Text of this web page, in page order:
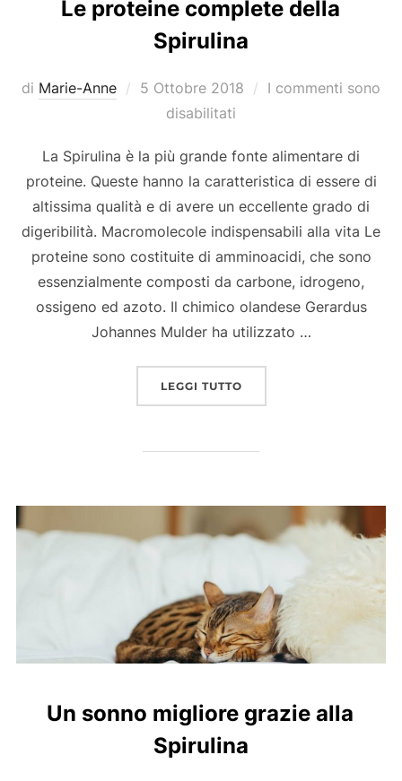
Le proteine complete della
Spirulina
di Marie-Anne
Pubblicato
5 Ottobre 2018
I commenti sono
disabilitati
La Spirulina è la più grande fonte alimentare di
proteine. Queste hanno la caratteristica di essere di
altissima qualità e di avere un eccellente grado di
digeribilità. Macromolecole indispensabili alla vita Le
proteine sono costituite di amminoacidi, che sono
essenzialmente composti da carbone, idrogeno,
ossigeno ed azoto. Il chimico olandese Gerardus
Johannes Mulder ha utilizzato …
LEGGI TUTTO“LE PROTEINE
Un sonno migliore grazie alla
Spirulina